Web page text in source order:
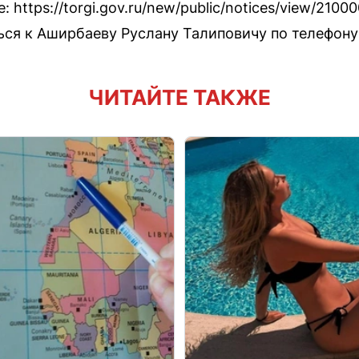
https://torgi.gov.ru/new/public/notices/view/
к Аширбаеву Руслану Талиповичу по
ЧИТАЙТЕ ТАКЖЕ